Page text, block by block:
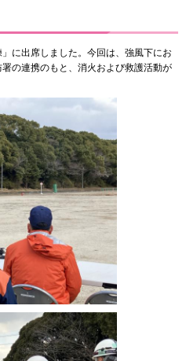
に出席しました。今回は、強風下にお
の連携のもと、消火および救護活動が